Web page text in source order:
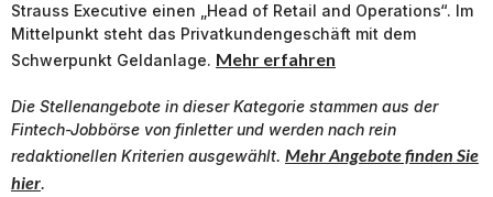
Strauss Executive einen „Head of Retail and Operations“. Im
Mittelpunkt steht das Privatkundengeschäft mit dem
Schwerpunkt Geldanlage. Mehr erfahren
Die Stellenangebote in dieser Kategorie stammen aus der
Fintech-Jobbörse von finletter und werden nach rein
redaktionellen Kriterien ausgewählt. Mehr Angebote finden Sie
hier.